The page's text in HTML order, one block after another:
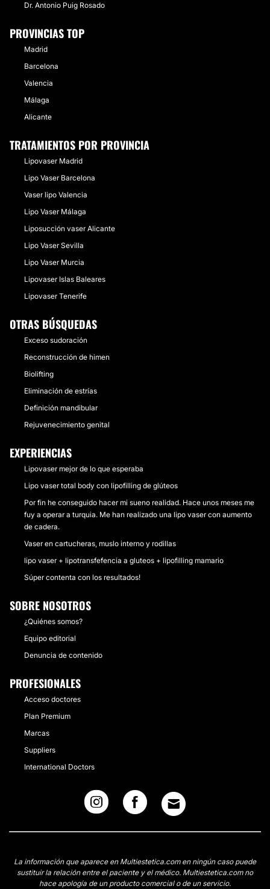
Dr. Antonio Puig Rosado
PROVINCIAS TOP
Madrid
Barcelona
Valencia
Málaga
Alicante
TRATAMIENTOS POR PROVINCIA
Lipovaser Madrid
Lipo Vaser Barcelona
Vaser lipo Valencia
Lipo Vaser Málaga
Liposucción vaser Alicante
Lipo Vaser Sevilla
Lipo Vaser Murcia
Lipovaser Islas Baleares
Lipovaser Tenerife
OTRAS BÚSQUEDAS
Exceso sudoración
Reconstrucción de himen
Biolifting
Eliminación de estrías
Definición mandibular
Rejuvenecimiento genital
EXPERIENCIAS
Lipovaser mejor de lo que esperaba
Lipo vaser total body con lipofilling de glúteos
Por fin he conseguido hacer mi sueno realidad. Hace unos meses me
fuy a operar a turquia. Me han realizado una lipo vaser con aumento
de cadera.
Vaser en cartucheras, muslo interno y rodillas
lipo vaser + lipotransfefencia a gluteos + lipofilling mamario
Súper contenta con los resultados!
SOBRE NOSOTROS
¿Quiénes somos?
Equipo editorial
Denuncia de contenido
PROFESIONALES
Acceso doctores
Plan Premium
Marcas
Suppliers
International Doctors
La información que aparece en Multiestetica.com en ningún caso puede
sustituir la relación entre el paciente y el médico. Multiestetica.com no
hace apología de un producto comercial o de un servicio.